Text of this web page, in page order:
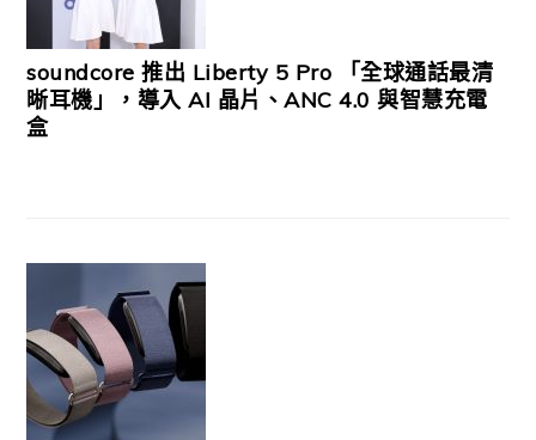
soundcore 推出 Liberty 5 Pro 「全球通話最清
晰耳機」，導入 AI 晶片、ANC 4.0 與智慧充電
盒